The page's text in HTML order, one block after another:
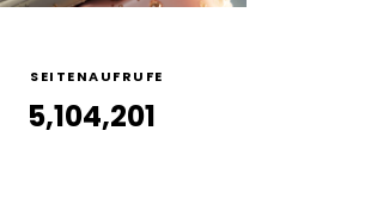
SEITENAUFRUFE
5,104,201